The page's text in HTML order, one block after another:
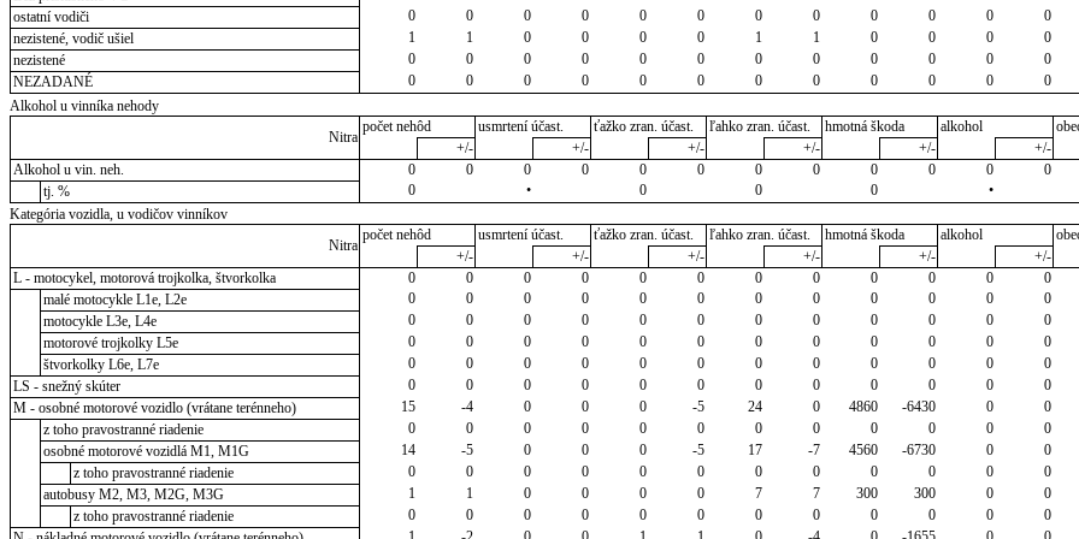
ostatní vodiči
0 0 0 0 0 0 0 0 0 0 0 0
nezistené, vodič ušiel
1 1 0 0 0 0 1 1 0 0 0 0
nezistené
0 0 0 0 0 0 0 0 0 0 0 0
NEZADANÉ
0 0 0 0 0 0 0 0 0 0 0 0
Alkohol u vinníka nehody
Nitra
počet nehôd usmrtení účast. ťažko zran. účast. ľahko zran. účast. hmotná škoda alkohol
+/-
+/- +/- +/- +/- +/-
Alkohol u vin. neh.
0 0 0 0 0 0 0 0 0 0 0 0
tj. %
0 • 0 0 0 •
Kategória vozidla, u vodičov vinníkov
Nitra
počet nehôd usmrtení účast. ťažko zran. účast. ľahko zran. účast. hmotná škoda alkohol
+/-
+/- +/- +/- +/- +/-
L - motocykel, motorová trojkolka, štvorkolka
0 0 0 0 0 0 0 0 0 0 0 0
malé motocykle L1e, L2e
0 0 0 0 0 0 0 0 0 0 0 0
motocykle L3e, L4e
0 0 0 0 0 0 0 0 0 0 0 0
motorové trojkolky L5e
0 0 0 0 0 0 0 0 0 0 0 0
štvorkolky L6e, L7e
0 0 0 0 0 0 0 0 0 0 0 0
LS - snežný skúter
0 0 0 0 0 0 0 0 0 0 0 0
M - osobné motorové vozidlo (vrátane terénneho)
15 -4 0 0 0 -5 24 0 4860 -6430 0 0
z toho pravostranné riadenie
0 0 0 0 0 0 0 0 0 0 0 0
osobné motorové vozidlá M1, M1G
14 -5 0 0 0 -5 17 -7 4560 -6730 0 0
z toho pravostranné riadenie
0 0 0 0 0 0 0 0 0 0 0 0
autobusy M2, M3, M2G, M3G
1 1 0 0 0 0 7 7 300 300 0 0
z toho pravostranné riadenie
0 0 0 0 0 0 0 0 0 0 0 0